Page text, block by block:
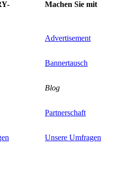
Machen Sie mit
Advertisement
Bannertausch
Blog
Partnerschaft
Unsere Umfragen